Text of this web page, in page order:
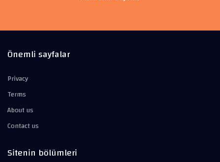
Önemli sayfalar
Privacy
Terms
About us
Contact us
Sitenin bölümleri